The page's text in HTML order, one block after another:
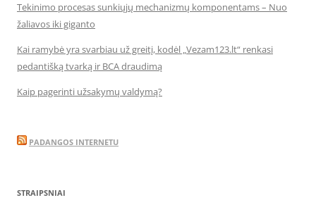
Tekinimo procesas sunkiųjų mechanizmų komponentams – Nuo
žaliavos iki giganto
Kai ramybė yra svarbiau už greitį, kodėl „Vezam123.lt“ renkasi
pedantišką tvarką ir BCA draudimą
Kaip pagerinti užsakymų valdymą?
PADANGOS INTERNETU
STRAIPSNIAI